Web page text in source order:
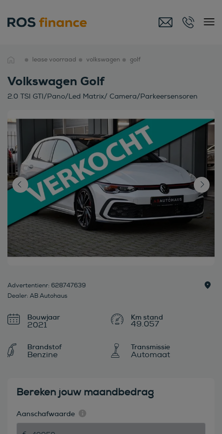
lease voorraad volkswagen golf
Volkswagen Golf
2.0 TSI GTI/Pano/Led Matrix/ Camera/Parkeersensoren
Advertentienr: 628747639
Dealer: AB Autohaus
Bouwjaar
2021 49.057
Brandstof
Benzine
Transmissie
Automaat
Bereken jouw maandbedrag
Aanschafwaarde